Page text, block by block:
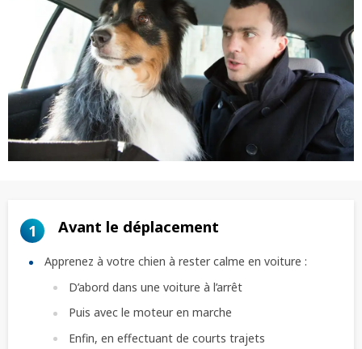
1 Avant le déplacement
Apprenez à votre chien à rester calme en voiture :
D’abord dans une voiture à l’arrêt
Puis avec le moteur en marche
Enfin, en effectuant de courts trajets